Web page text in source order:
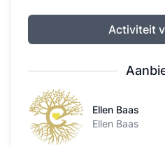
Activiteit
Ellen Baas
Ellen Baas
Ellen Baas